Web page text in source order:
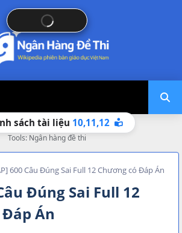
sách tài liệu 10,11,12
Tools: Ngân hàng đề thi
600 Câu Đúng Sai Full 12 Chương có Đáp Án
Đúng Sai Full 12
Án